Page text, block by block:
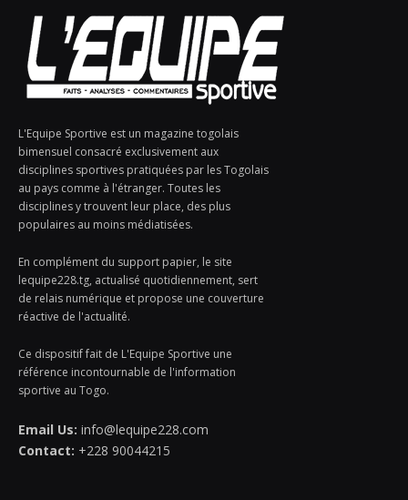
L'Equipe Sportive est un magazine togolais
bimensuel consacré exclusivement aux
disciplines sportives pratiquées par les Togolais
au pays comme à l'étranger. Toutes les
disciplines y trouvent leur place, des plus
populaires au moins médiatisées.
En complément du support papier, le site
lequipe228.tg, actualisé quotidiennement, sert
de relais numérique et propose une couverture
réactive de l'actualité.
Ce dispositif fait de L'Equipe Sportive une
référence incontournable de l'information
sportive au Togo.
Email Us: info@lequipe228.com
Contact: +228 90044215